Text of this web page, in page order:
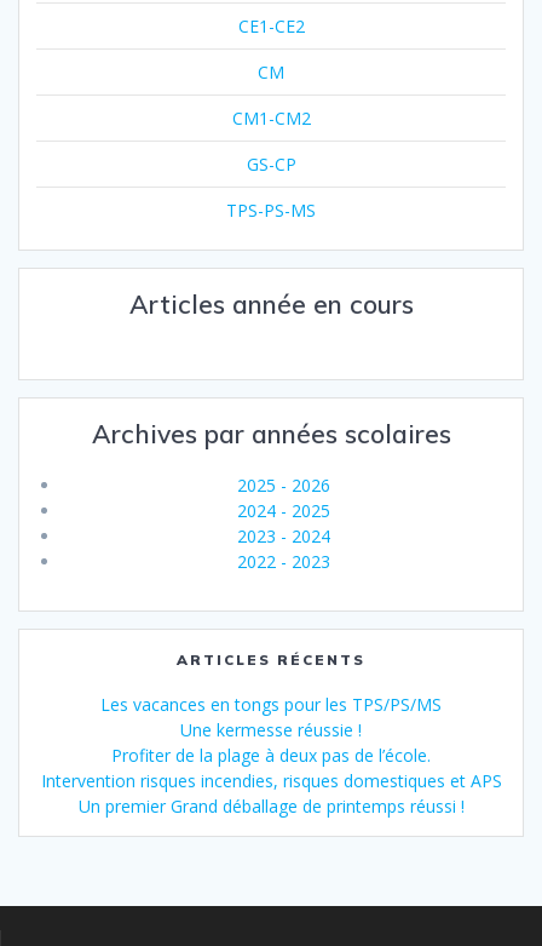
CE1-CE2
CM
CM1-CM2
GS-CP
TPS-PS-MS
Articles année en cours
Archives par années scolaires
2025 - 2026
2024 - 2025
2023 - 2024
2022 - 2023
ARTICLES RÉCENTS
Les vacances en tongs pour les TPS/PS/MS
Une kermesse réussie !
Profiter de la plage à deux pas de l’école.
Intervention risques incendies, risques domestiques et APS
Un premier Grand déballage de printemps réussi !